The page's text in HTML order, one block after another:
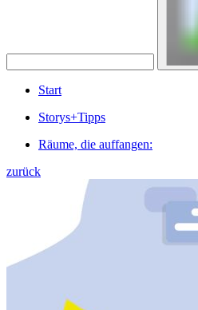
Start
Storys+Tipps
Räume, die auffangen:
zurück